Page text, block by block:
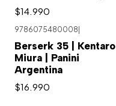
$14.990
9786075480008|
Berserk 35 | Kentaro
Miura | Panini
Argentina
$16.990